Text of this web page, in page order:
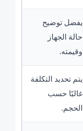
يفضل توضيح
حالة الجهاز
وقيمته.
يتم تحديد التكلفة
غالبًا حسب
الحجم.